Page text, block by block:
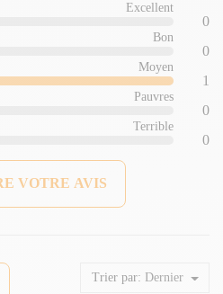
Excellent
0
Bon
0
Moyen
1
Pauvres
0
Terrible
0
VOTRE AVIS
Trier par: Dernier